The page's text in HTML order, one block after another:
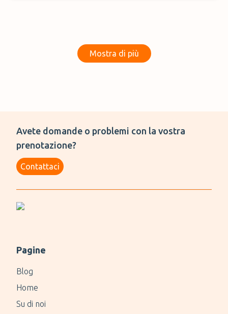
Mostra di più
Avete domande o problemi con la vostra
prenotazione?
Contattaci
Pagine
Blog
Home
Su di noi